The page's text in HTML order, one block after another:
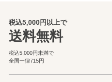
税込5,000円以上で
送料無料
税込5,000円未満で
全国一律715円